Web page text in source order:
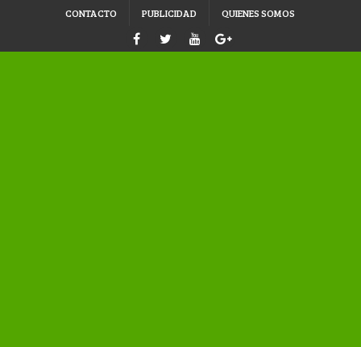
CONTACTO PUBLICIDAD QUIENES SOMOS